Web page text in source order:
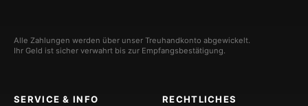
Alle Zahlungen werden über unser Treuhandkonto abgewickelt.
Ihr Geld ist sicher verwahrt bis zur Empfangsbestätigung.
SERVICE & INFO RECHTLICHES